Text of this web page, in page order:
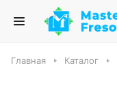
Главная Каталог